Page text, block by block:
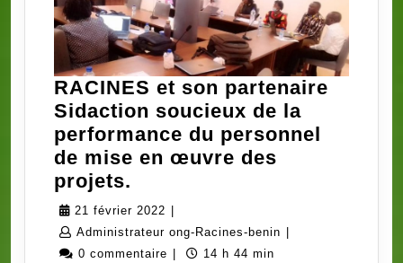
RACINES et son partenaire
Sidaction soucieux de la
performance du personnel
de mise en œuvre des
projets.
et
son
partenaire
21 février 2022 21
février
2022
Administrateur ong-Racines-benin Administrateur
0 commentaire
14 h 44 min